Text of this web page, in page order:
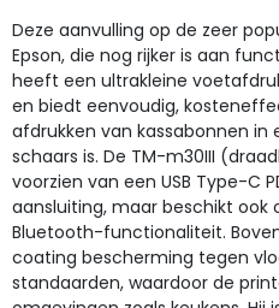
Deze aanvulling op de zeer
Epson, die nog rijker is aan
heeft een ultrakleine
en biedt eenvoudig,
afdrukken van kassabonnen
schaars is. De TM-m30III
voorzien van een USB Type-C
aansluiting, maar beschikt ook
Bluetooth-functionaliteit.
coating bescherming tegen
standaarden, waardoor de